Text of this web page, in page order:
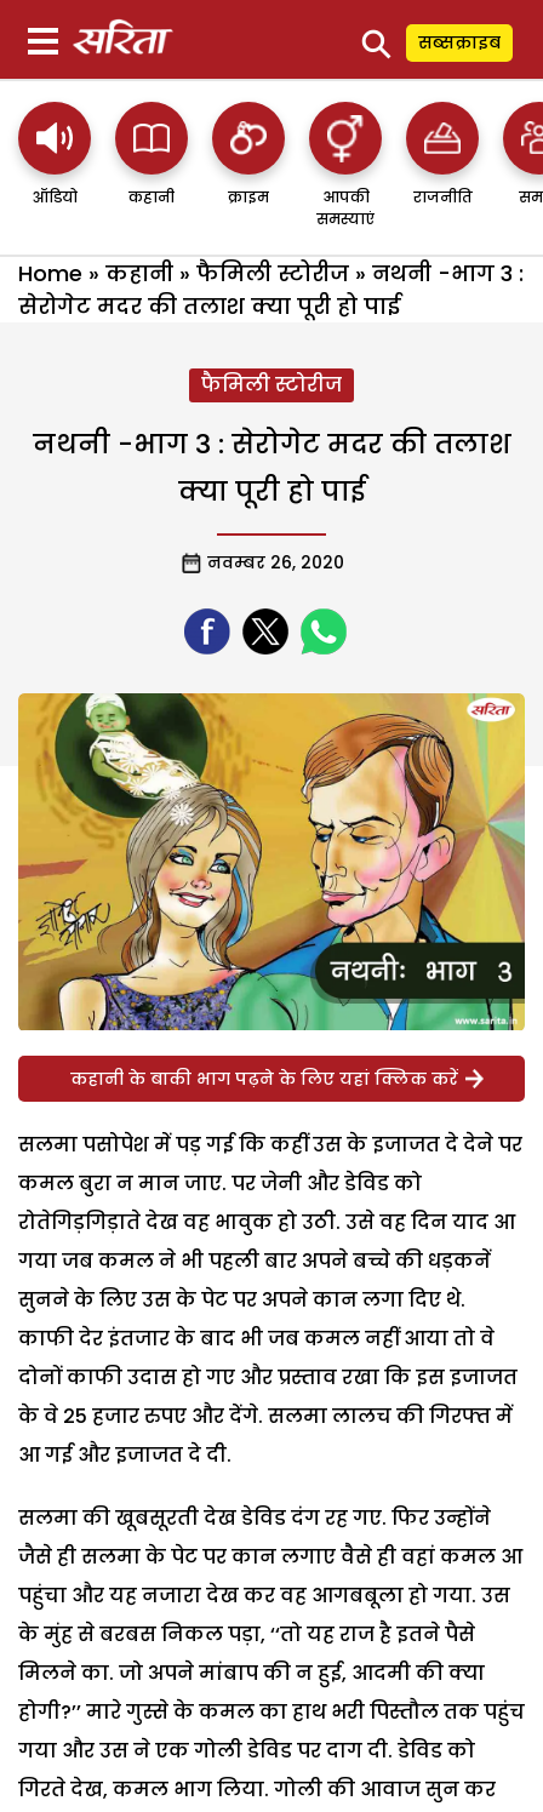
⚲ सब्सक्राइब
ऑडियो कहानी क्राइम
आपकी
समस्याएं
राजनीति
Home » कहानी » फैमिली स्टोरीज » नथनी -भाग 3 :
सेरोगेट मदर की तलाश क्या पूरी हो पाई
फैमिली स्टोरीज
नथनी -भाग 3 : सेरोगेट मदर की तलाश
क्या पूरी हो पाई
नवम्बर 26, 2020
कहानी के बाकी भाग पढ़ने के लिए यहां क्लिक करें
सलमा पसोपेश में पड़ गई कि कहीं उस के इजाजत दे देने पर
कमल बुरा न मान जाए. पर जेनी और डेविड को
रोतेगिड़गिड़ाते देख वह भावुक हो उठी. उसे वह दिन याद आ
गया जब कमल ने भी पहली बार अपने बच्चे की धड़कनें
सुनने के लिए उस के पेट पर अपने कान लगा दिए थे.
काफी देर इंतजार के बाद भी जब कमल नहीं आया तो वे
दोनों काफी उदास हो गए और प्रस्ताव रखा कि इस इजाजत
के वे 25 हजार रुपए और देंगे. सलमा लालच की गिरफ्त में
आ गई और इजाजत दे दी.
सलमा की खूबसूरती देख डेविड दंग रह गए. फिर उन्होंने
जैसे ही सलमा के पेट पर कान लगाए वैसे ही वहां कमल आ
पहुंचा और यह नजारा देख कर वह आगबबूला हो गया. उस
के मुंह से बरबस निकल पड़ा, ‘‘तो यह राज है इतने पैसे
मिलने का. जो अपने मांबाप की न हुई, आदमी की क्या
होगी?’’ मारे गुस्से के कमल का हाथ भरी पिस्तौल तक पहुंच
गया और उस ने एक गोली डेविड पर दाग दी. डेविड को
गिरते देख, कमल भाग लिया. गोली की आवाज सुन कर